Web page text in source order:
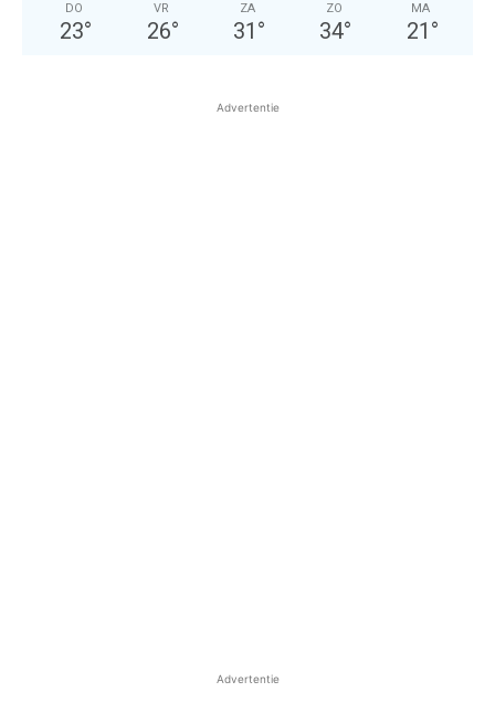
DO
23°
VR
26°
ZA
31 °
ZO
34°
MA
21 °
Advertentie
Advertentie